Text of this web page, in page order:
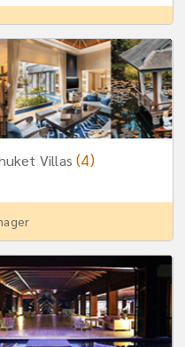
Villas(4)